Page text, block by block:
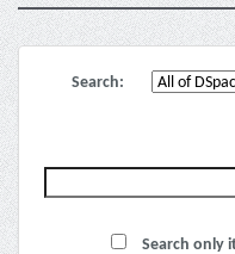
Search:
Search only